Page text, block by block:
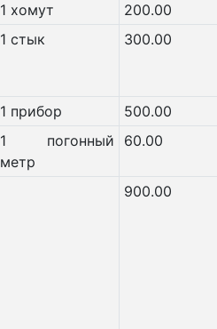
1 хомут
200.00
1 стык 300.00
1 прибор
500.00
1 погонный
метр
60.00
900.00